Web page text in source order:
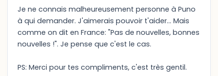
Je ne connais malheureusement personne à Puno
à qui demander. J'aimerais pouvoir t'aider... Mais
comme on dit en France: "Pas de nouvelles, bonnes
nouvelles !". Je pense que c'est le cas.
PS: Merci pour tes compliments, c'est très gentil.